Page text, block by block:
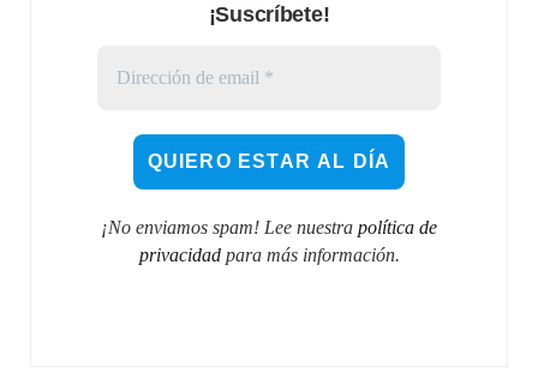
¡Suscríbete!
¡No enviamos spam! Lee nuestra política de
privacidadpara más información.